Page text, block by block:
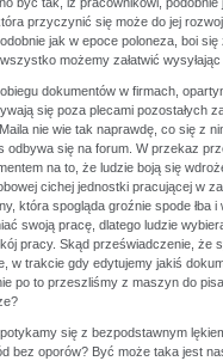
przyczynić się może do jej
jak w epoce poloneza, boi
możemy załatwić
dokumentów w firmach,
się poza plecami pozostałych
nie wie tak naprawdę, co się z
odbywa się na forum. W przekaz
na to, że ludzie boją się
cichej jednostki pracującej w
która spogląda groźnie spode łba
swoją pracę, dlatego ludzie
pracy. Skąd przeświadczenie, że
w trakcie gdy edytujemy jakiś
po to przeszliśmy z maszyn do
się z bezpodstawnym
bez oporów? Być może taka jest